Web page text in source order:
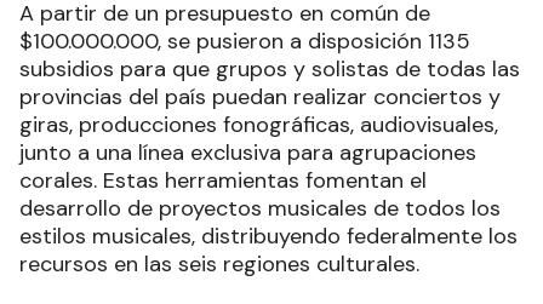
A partir de un presupuesto en común de
$100.000.000, se pusieron a disposición 1135
subsidios para que grupos y solistas de todas las
provincias del país puedan realizar conciertos y
giras, producciones fonográficas, audiovisuales,
junto a una línea exclusiva para agrupaciones
corales. Estas herramientas fomentan el
desarrollo de proyectos musicales de todos los
estilos musicales, distribuyendo federalmente los
recursos en las seis regiones culturales.